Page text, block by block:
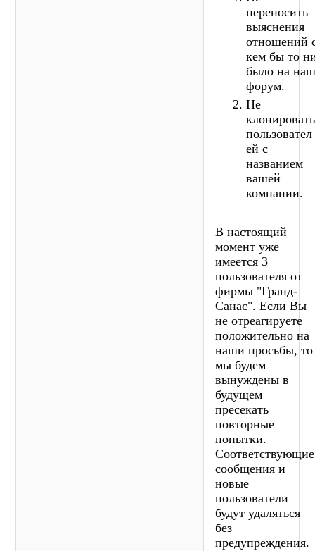
переносить
выяснения
отношений
кем бы то
было на
форум.
Не
клонировать
пользовател
ей с
названием
вашей
компании.
В настоящий
момент уже
имеется 3
пользователя от
фирмы "Гранд-
Санас". Если Вы
не отреагируете
положительно на
наши просьбы, то
мы будем
вынуждены в
будущем
пресекать
повторные
попытки.
Соответствующие
сообщения и
новые
пользователи
будут удаляться
без
предупреждения.